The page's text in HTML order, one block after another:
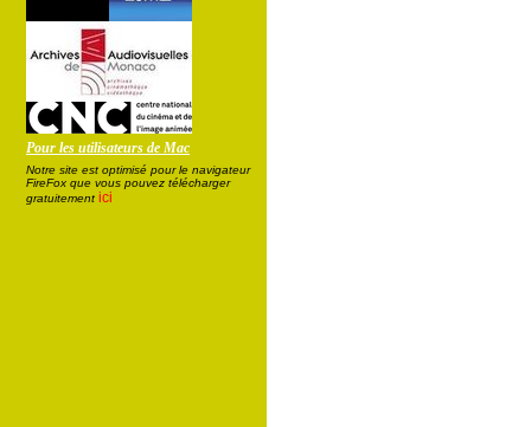
Pour les utilisateurs de Mac
Notre site est optimisé pour le navigateur
FireFox que vous pouvez télécharger
gratuitement ici